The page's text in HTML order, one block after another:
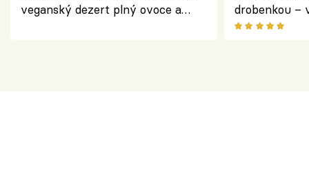
veganský dezert plný ovoce a
drobenkou –
ovoce